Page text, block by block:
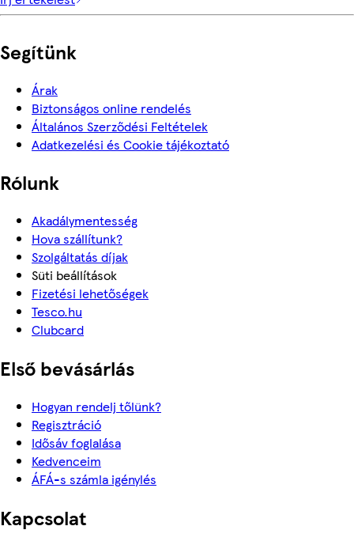
Segítünk
Árak
Biztonságos online rendelés
Általános Szerződési Feltételek
Adatkezelési és Cookie tájékoztató
Rólunk
Akadálymentesség
Hova szállítunk?
Szolgáltatás díjak
Süti beállítások
Fizetési lehetőségek
Tesco.hu
Clubcard
Első bevásárlás
Hogyan rendelj tőlünk?
Regisztráció
Idősáv foglalása
Kedvenceim
ÁFÁ-s számla igénylés
Kapcsolat